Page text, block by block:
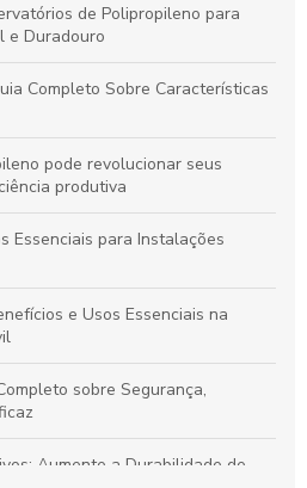
de Polipropileno para
e Duradouro
Completo Sobre Características
pode revolucionar seus
produtiva
Essenciais para Instalações
e Usos Essenciais na
sobre Segurança,
Aumente a Durabilidade de